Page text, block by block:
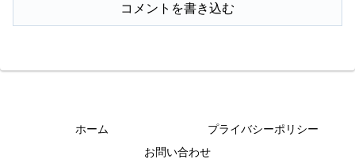
コメントを書き込む
ホーム
プライバシーポリシー
お問い合わせ